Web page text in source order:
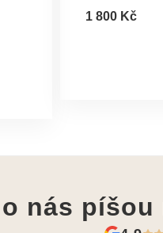
1 800 Kč
nás píšou